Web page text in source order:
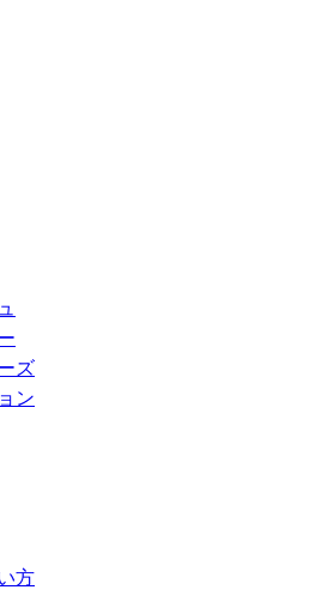
ズ
ン
方